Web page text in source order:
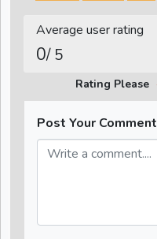
Average user rating
0/ 5
Rating Please
Post Your Comment